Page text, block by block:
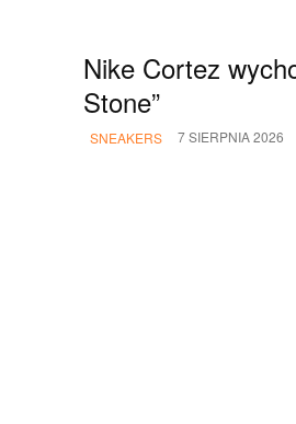
Nike Cortez
Stone”
SNEAKERS 7 SIERPNIA 2026